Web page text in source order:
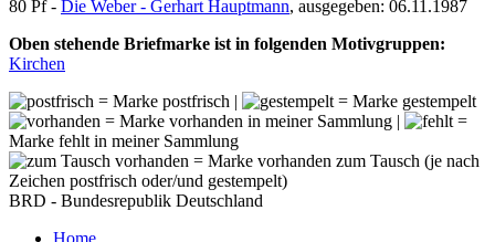
80 Pf - Die Weber - Gerhart Hauptmann, ausgegeben: 06.11.1987
Oben stehende Briefmarke ist in folgenden Motivgruppen:
Kirchen
= Marke postfrisch |
= Marke gestempelt
= Marke vorhanden in meiner Sammlung |
=
Marke fehlt in meiner Sammlung
= Marke vorhanden zum Tausch (je nach
Zeichen postfrisch oder/und gestempelt)
BRD - Bundesrepublik Deutschland
Home